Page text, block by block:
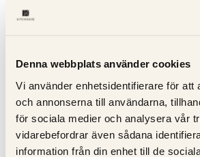
Denna webbplats använder cookies
Vi använder enhetsidentifierare för att
och annonserna till användarna,
för sociala medier och analysera vår
vidarebefordrar även sådana
information från din enhet till de
levereras inom 2–3 veckor
Hållbar och lätt att underhålla -
Fläckbeständighet – Absorberar inte
Hanterar måttlig värme – använd alltid
undvika skador
Full service – Kitchens.se sköter
installation försäkrad i Norden